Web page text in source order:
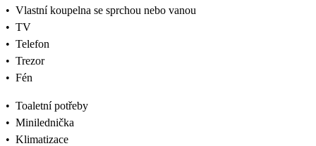
• Vlastní koupelna se sprchou nebo vanou
• TV
• Telefon
• Trezor
• Fén
• Toaletní potřeby
• Minilednička
• Klimatizace